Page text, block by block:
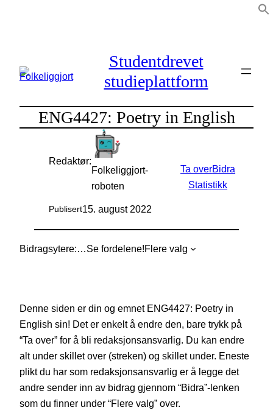
Studentdrevet
studieplattform
ENG4427: Poetry in English
Redaktør:
Folkeliggjort-
roboten
Publisert15. august 2022
Ta overBidra
Statistikk
Bidragsytere: Se fordelene!Flere valg
Denne siden er din og emnet ENG4427: Poetry in
English sin! Det er enkelt å endre den, bare trykk på
“Ta over” for å bli redaksjonsansvarlig. Du kan endre
alt under skillet over (streken) og skillet under. Eneste
plikt du har som redaksjonsansvarlig er å legge det
andre sender inn av bidrag gjennom “Bidra”-lenken
som du finner under “Flere valg” over.